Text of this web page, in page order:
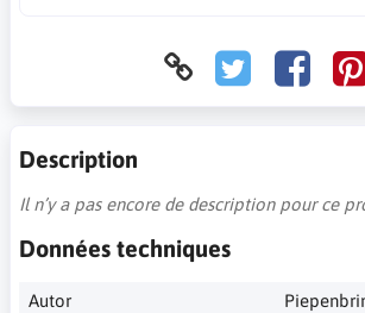
Description
Il n’y a pas encore de description pour ce
Données techniques
Autor